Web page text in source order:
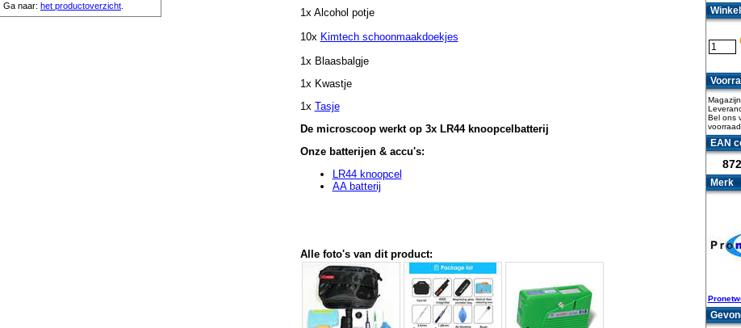
Bel ons
EAN
Merk
1x Alcohol potje
10x Kimtech schoonmaakdoekjes
1x Blaasbalgje
1x Kwastje
1x Tasje
De microscoop werkt op 3x LR44 knoopcelbatterij
Onze batterijen & accu's:
LR44 knoopcel
AA batterij
Alle foto's van dit product:
Ga naar: het productoverzicht